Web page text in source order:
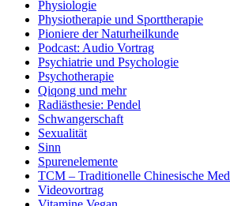
Physiologie
Physiotherapie und Sporttherapie
Pioniere der Naturheilkunde
Podcast: Audio Vortrag
Psychiatrie und Psychologie
Psychotherapie
Qiqong und mehr
Radiästhesie: Pendel
Schwangerschaft
Sexualität
Sinn
Spurenelemente
TCM – Traditionelle Chinesische
Videovortrag